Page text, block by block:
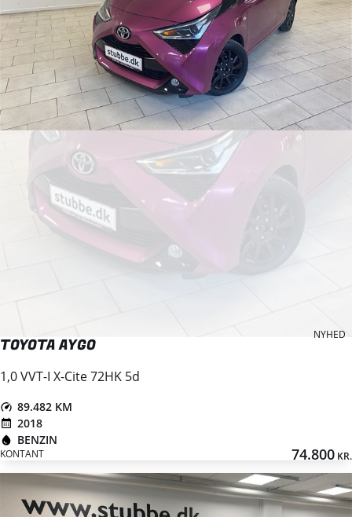
NYHED
TOYOTA AYGO
1,0 VVT-I X-Cite 72HK 5d
89.482 KM
2018
BENZIN
KONTANT 74.800 KR.